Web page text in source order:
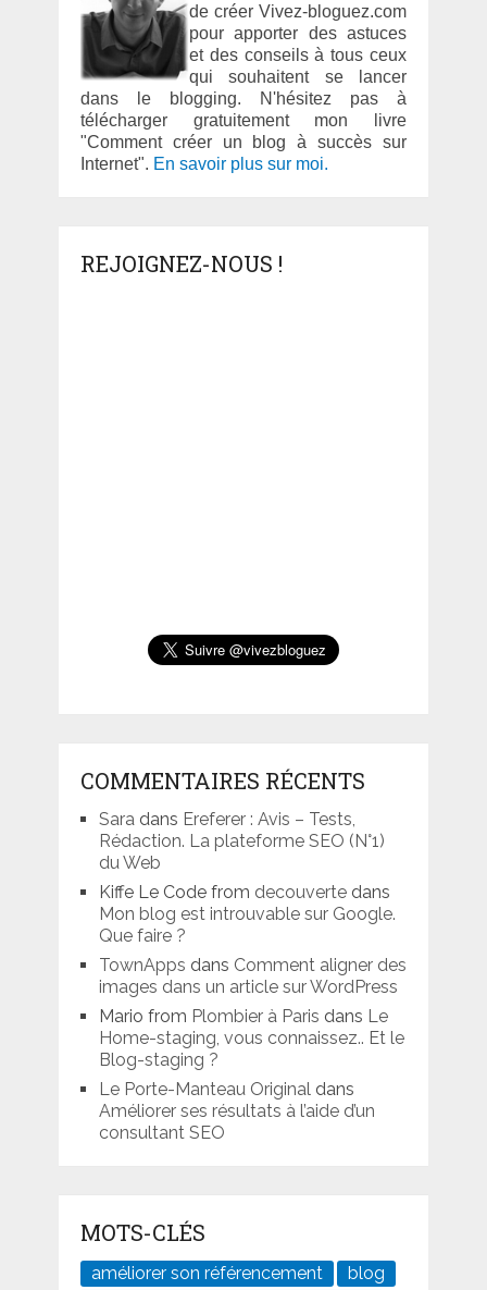
de créer Vivez-bloguez.com
pour apporter des astuces
et des conseils à tous ceux
qui souhaitent se lancer
dans le blogging. N'hésitez pas à
télécharger gratuitement mon livre
"Comment créer un blog à succès sur
Internet". En savoir plus sur moi.
REJOIGNEZ-NOUS !
COMMENTAIRES RÉCENTS
Sara dans Ereferer : Avis – Tests,
Rédaction. La plateforme SEO (N°1)
du Web
Kiffe Le Code from decouvertedans
Mon blog est introuvable sur Google.
Que faire ?
TownApps dans Comment aligner des
images dans un article sur WordPress
Mario from Plombier à Paris dans Le
Home-staging, vous connaissez.. Et le
Blog-staging ?
Le Porte-Manteau Original dans
Améliorer ses résultats à l’aide d’un
consultant SEO
MOTS-CLÉS
améliorer son référencement
blog